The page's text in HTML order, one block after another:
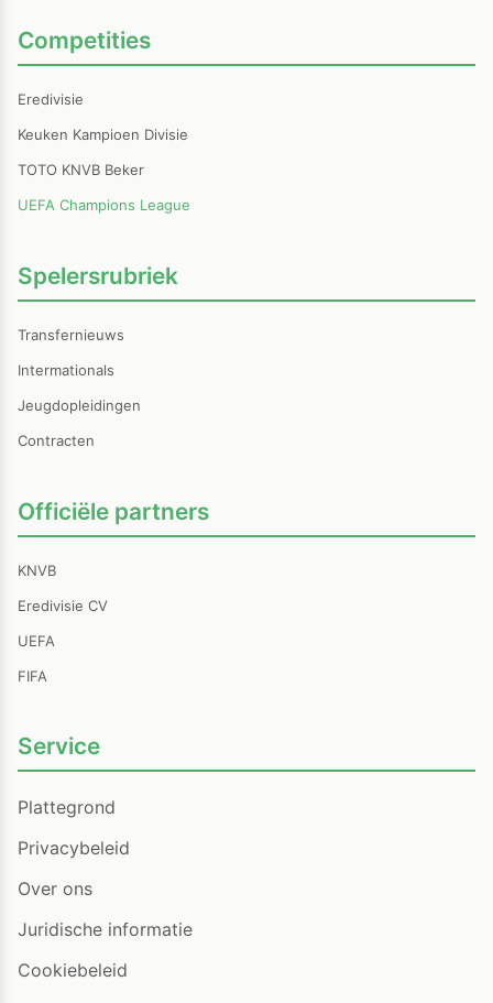
Competities
Eredivisie
Keuken Kampioen Divisie
TOTO KNVB Beker
UEFA Champions League
Spelersrubriek
Transfernieuws
Intermationals
Jeugdopleidingen
Contracten
Officiële partners
KNVB
Eredivisie CV
UEFA
FIFA
Service
Plattegrond
Privacybeleid
Over ons
Juridische informatie
Cookiebeleid